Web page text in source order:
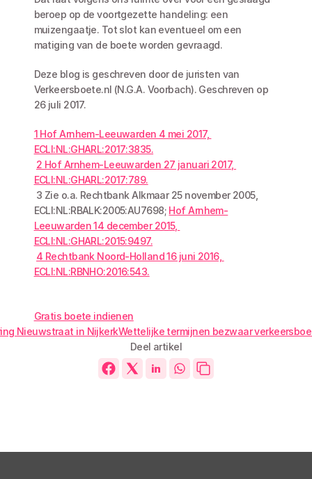
beroep op de voortgezette handeling: een
muizengaatje. Tot slot kan eventueel om een
matiging van de boete worden gevraagd.
Deze blog is geschreven door de juristen van
Verkeersboete.nl (N.G.A. Voorbach). Geschreven op
26 juli 2017.
1 Hof Arnhem-Leeuwarden 4 mei 2017,
ECLI:NL:GHARL:2017:3835.
2 Hof Arnhem-Leeuwarden 27 januari 2017,
ECLI:NL:GHARL:2017:789.
ECLI:NL:RBALK:2005:AU7698; Hof Arnhem-
Leeuwarden 14 december 2015,
ECLI:NL:GHARL:2015:9497.
4 Rechtbank Noord-Holland 16 juni 2016,
ECLI:NL:RBNHO:2016:543.
Gratis boete indienen
Nieuwstraat in NijkerkWettelijke termijnen bezwaar
Deel artikel